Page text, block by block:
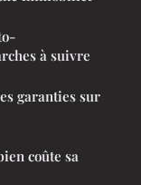
à suivre
garanties sur
coûte sa